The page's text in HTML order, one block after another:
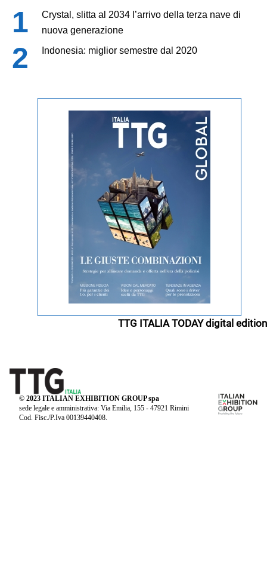
Crystal, slitta al 2034 l’arrivo della terza nave di
nuova generazione
Indonesia: miglior semestre dal 2020
TTG ITALIA TODAY digital edition
© 2023 ITALIAN EXHIBITION GROUP spa
sede legale e amministrativa: Via Emilia, 155 - 47921 Rimini
Cod. Fisc./P.Iva 00139440408.